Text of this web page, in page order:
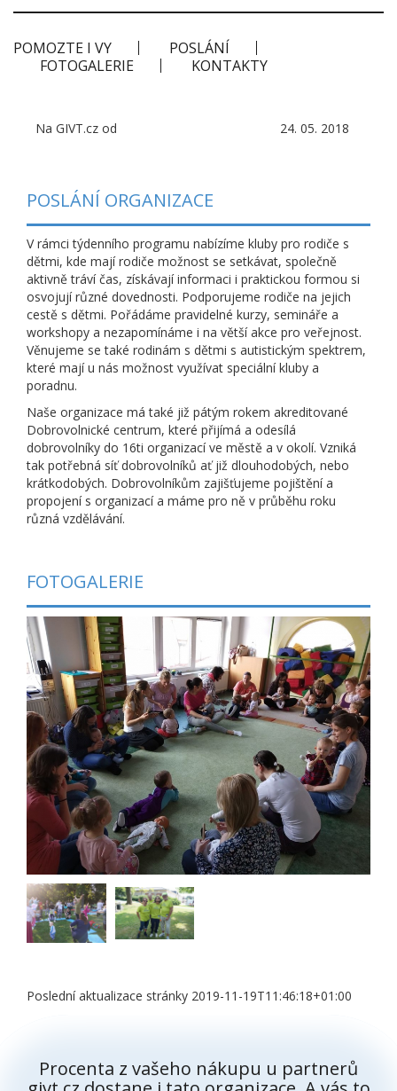
POMOZTE I VY
POSLÁNÍ
FOTOGALERIE
KONTAKTY
Na GIVT.cz od 24. 05. 2018
POSLÁNÍ ORGANIZACE
V rámci týdenního programu nabízíme kluby pro rodiče s
dětmi, kde mají rodiče možnost se setkávat, společně
aktivně tráví čas, získávají informaci i praktickou formou si
osvojují různé dovednosti. Podporujeme rodiče na jejich
cestě s dětmi. Pořádáme pravidelné kurzy, semináře a
workshopy a nezapomínáme i na větší akce pro veřejnost.
Věnujeme se také rodinám s dětmi s autistickým spektrem,
které mají u nás možnost využívat speciální kluby a
poradnu.
Naše organizace má také již pátým rokem akreditované
Dobrovolnické centrum, které přijímá a odesílá
dobrovolníky do 16ti organizací ve městě a v okolí. Vzniká
tak potřebná síť dobrovolníků ať již dlouhodobých, nebo
krátkodobých. Dobrovolníkům zajišťujeme pojištění a
propojení s organizací a máme pro ně v průběhu roku
různá vzdělávání.
FOTOGALERIE
Poslední aktualizace stránky 2019-11-19T11:46:18+01:00
Procenta z vašeho nákupu u partnerů